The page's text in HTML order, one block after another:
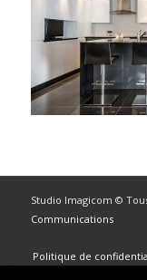
Studio Imagicom ©
Communications
Politique de